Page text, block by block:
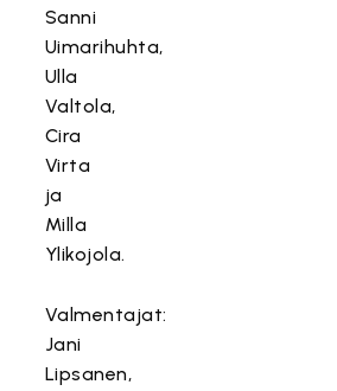
Sanni
Uimarihuhta,
Ulla
Valtola,
Cira
Virta
ja
Milla
Ylikojola.
Valmentajat:
Jani
Lipsanen,